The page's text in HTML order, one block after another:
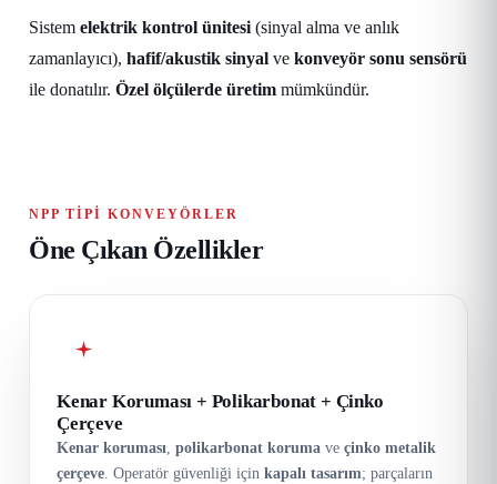
Sistem elektrik kontrol ünitesi (sinyal alma ve anlık
zamanlayıcı), hafif/akustik sinyal ve konveyör sonu sensörü
ile donatılır. Özel ölçülerde üretim mümkündür.
NPP TIPI KONVEYÖRLER
Öne Çıkan Özellikler
Kenar Koruması + Polikarbonat + Çinko
Çerçeve
Kenar koruması, polikarbonat koruma ve çinko metalik
çerçeve. Operatör güvenliği için kapalı tasarım; parçaların